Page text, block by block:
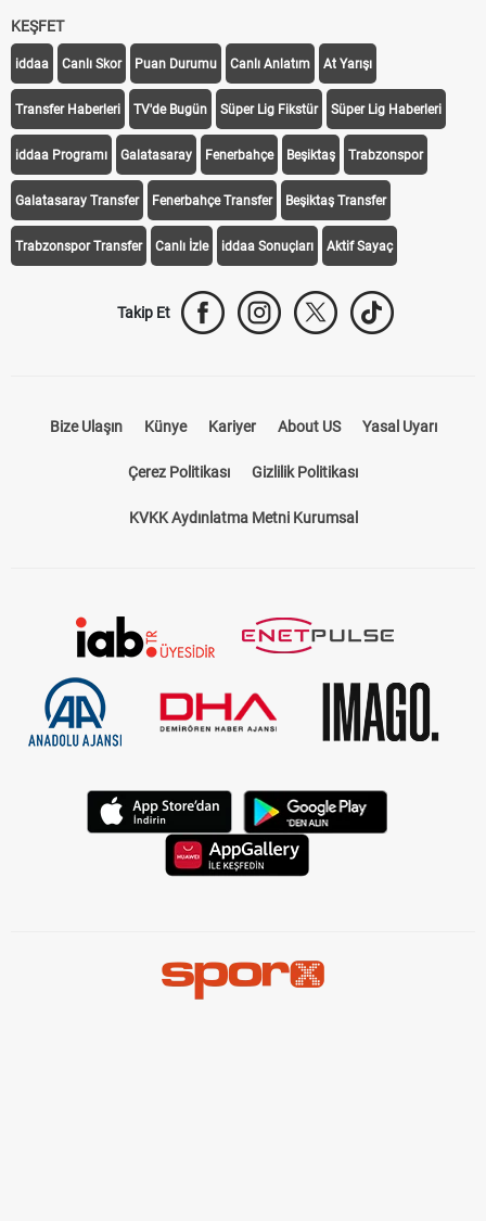
KEŞFET
iddaa Canlı Skor Puan Durumu Canlı Anlatım At Yarışı
Transfer Haberleri TV'de Bugün Süper Lig Fikstür Süper Lig Haberleri
iddaa Programı Galatasaray Fenerbahçe Beşiktaş Trabzonspor
Galatasaray Transfer Fenerbahçe Transfer Beşiktaş Transfer
Trabzonspor Transfer Canlı İzle iddaa Sonuçları Aktif Sayaç